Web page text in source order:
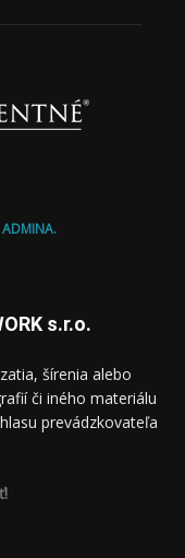
s.r.o.
šírenia alebo
či iného materiálu
prevádzkovateľa